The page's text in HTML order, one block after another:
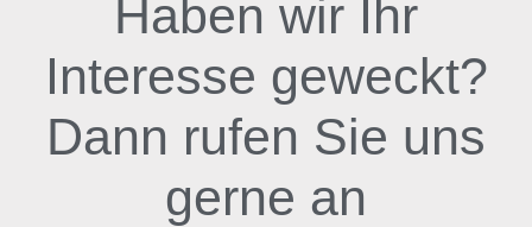
Haben wir Ihr
Interesse geweckt?
Dann rufen Sie uns
gerne an